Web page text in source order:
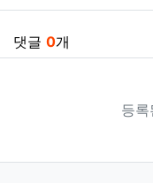
댓글 0개
등